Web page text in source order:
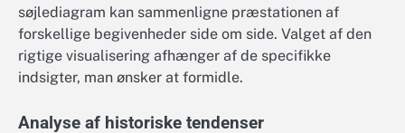
søjlediagram kan sammenligne præstationen af
forskellige begivenheder side om side. Valget af den
rigtige visualisering afhænger af de specifikke
indsigter, man ønsker at formidle.
Analyse af historiske tendenser